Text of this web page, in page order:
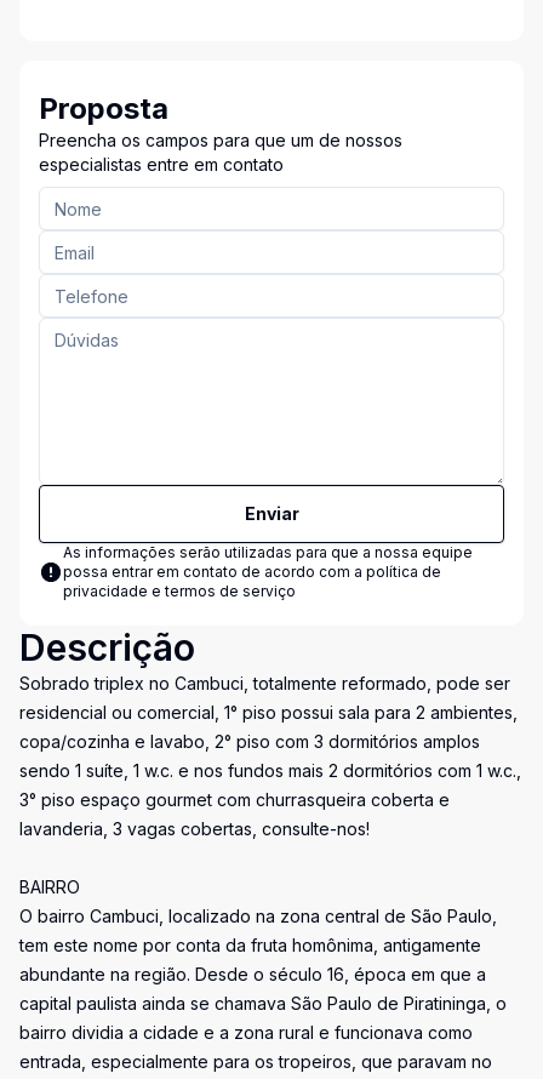
Proposta
Preencha os campos para que um de nossos
especialistas entre em contato
Enviar
As informações serão utilizadas para que a nossa equipe
possa entrar em contato de acordo com a política de
privacidade e termos de serviço
Descrição
Sobrado triplex no Cambuci, totalmente reformado, pode ser
residencial ou comercial, 1° piso possui sala para 2 ambientes,
copa/cozinha e lavabo, 2° piso com 3 dormitórios amplos
sendo 1 suíte, 1 w.c. e nos fundos mais 2 dormitórios com 1 w.c.,
3° piso espaço gourmet com churrasqueira coberta e
lavanderia, 3 vagas cobertas, consulte-nos!
BAIRRO
O bairro Cambuci, localizado na zona central de São Paulo,
tem este nome por conta da fruta homônima, antigamente
abundante na região. Desde o século 16, época em que a
capital paulista ainda se chamava São Paulo de Piratininga, o
bairro dividia a cidade e a zona rural e funcionava como
entrada, especialmente para os tropeiros, que paravam no